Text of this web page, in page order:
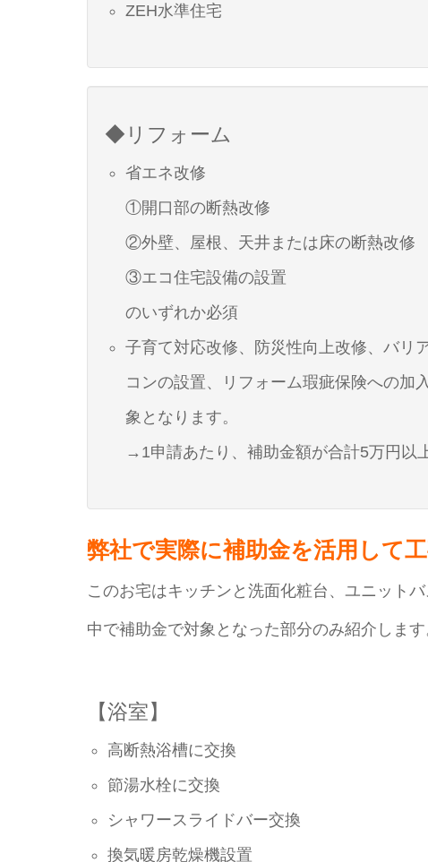
ZEH水準住宅
◆リフォーム
省エネ改修
①開口部の断熱改修
②外壁、屋根、天井または床の断熱改修
③エコ住宅設備の設置
のいずれか必須
子育て対応改修、防災性向上改修、バリ
コンの設置、リフォーム瑕疵保険への加
象となります。
→1申請あたり、補助金額が合計5万円以
弊社で実際に補助金を活用して
このお宅はキッチンと洗面化粧台、ユニット
中で補助金で対象となった部分のみ紹介します
【浴室】
高断熱浴槽に交換
節湯水栓に交換
シャワースライドバー交換
換気暖房乾燥機設置